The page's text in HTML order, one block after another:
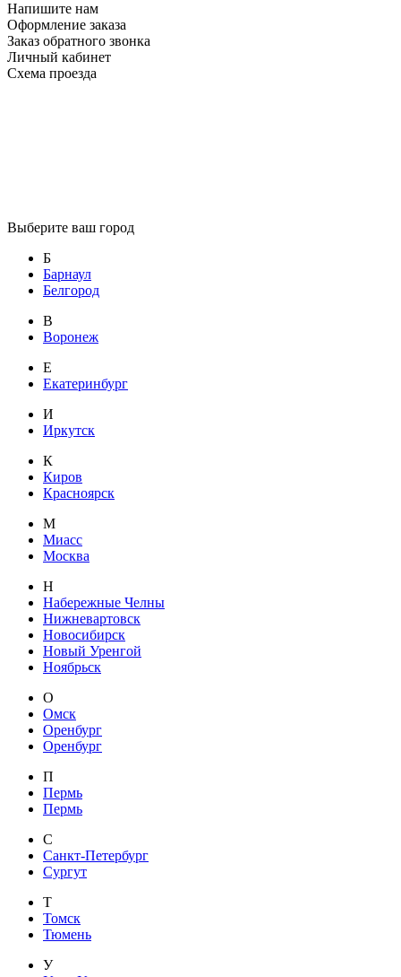
Напишите нам
Оформление заказа
Заказ обратного звонка
Личный кабинет
Схема проезда
Выберите ваш город
Б
Барнаул
Белгород
В
Воронеж
Е
Екатеринбург
И
Иркутск
К
Киров
Красноярск
М
Миасс
Москва
Н
Набережные Челны
Нижневартовск
Новосибирск
Новый Уренгой
Ноябрьск
О
Омск
Оренбург
Оренбург
П
Пермь
Пермь
С
Санкт-Петербург
Сургут
Т
Томск
Тюмень
У